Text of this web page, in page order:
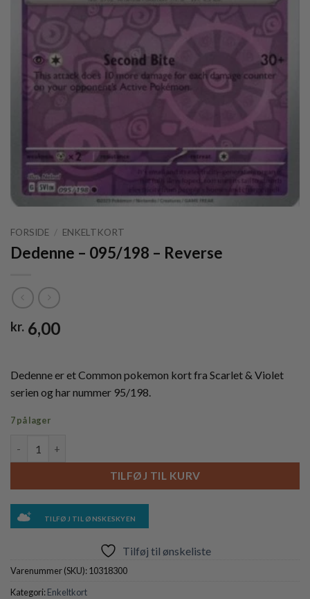
FORSIDE / ENKELTKORT
Dedenne – 095/198 – Reverse
kr. 6,00
Dedenne er et Common pokemon kort fra Scarlet & Violet
serien og har nummer 95/198.
7 på lager
TILFØJ TIL KURV
TILFØJ TIL ØNSKESKYEN
Tilføj til ønskeliste
Varenummer (SKU):10318300
Kategori:Enkeltkort